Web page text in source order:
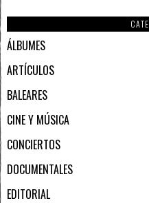
ÁLBUMES
ARTÍCULOS
BALEARES
CINE Y MÚSICA
CONCIERTOS
DOCUMENTALES
EDITORIAL